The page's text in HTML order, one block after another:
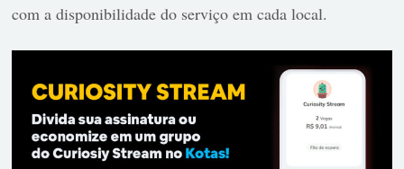
com a disponibilidade do serviço em cada local.